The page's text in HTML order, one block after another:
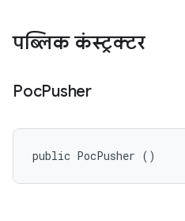
पब्लिक कंस्ट्रक्टर
PocPusher
public PocPusher ()